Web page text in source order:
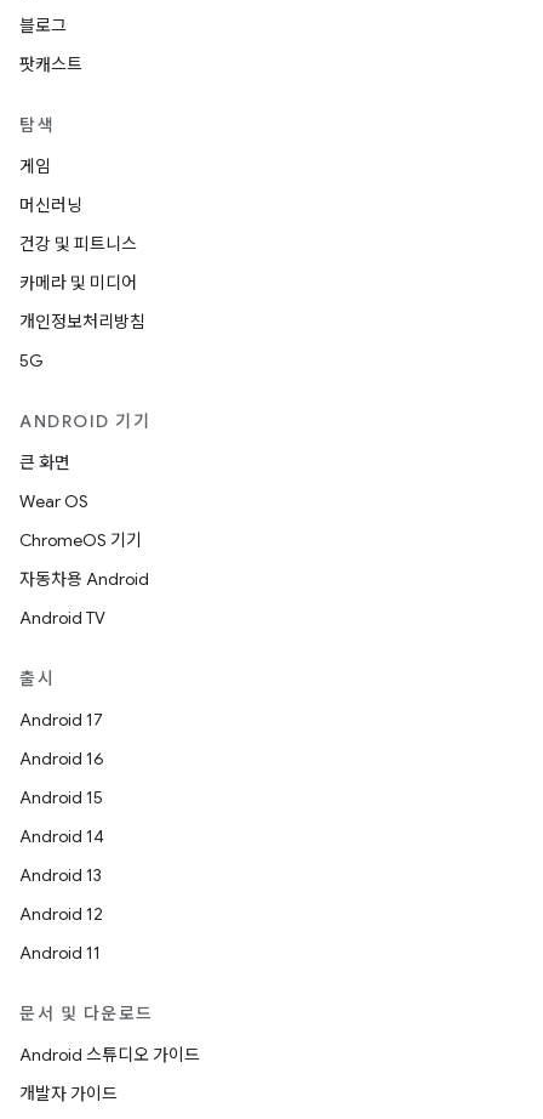
블로그
팟캐스트
탐색
게임
머신러닝
건강 및 피트니스
카메라 및 미디어
개인정보처리방침
5G
ANDROID 기기
큰 화면
Wear OS
ChromeOS 기기
자동차용 Android
Android TV
출시
Android 17
Android 16
Android 15
Android 14
Android 13
Android 12
Android 11
문서 및 다운로드
Android 스튜디오 가이드
개발자 가이드